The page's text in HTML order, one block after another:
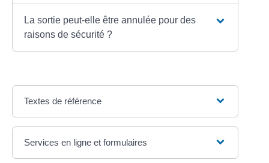
La sortie peut-elle être annulée pour des
raisons de sécurité ?
Textes de référence
Services en ligne et formulaires